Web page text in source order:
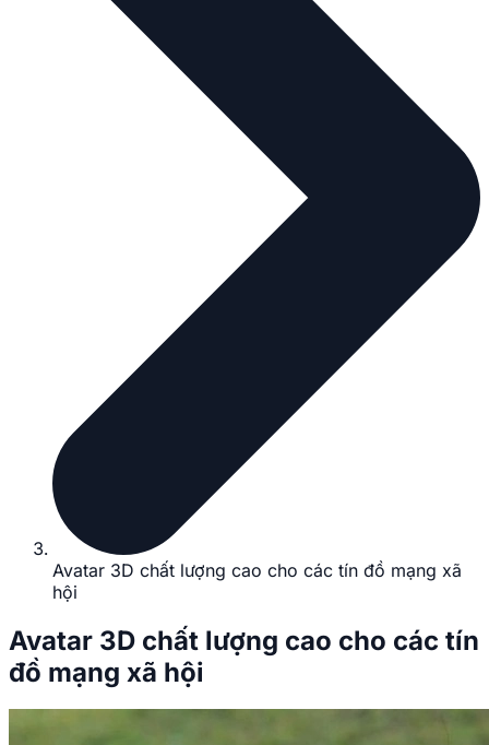
Avatar 3D chất lượng cao cho các tín đồ mạng xã
hội
Avatar 3D chất lượng cao cho các tín
đồ mạng xã hội